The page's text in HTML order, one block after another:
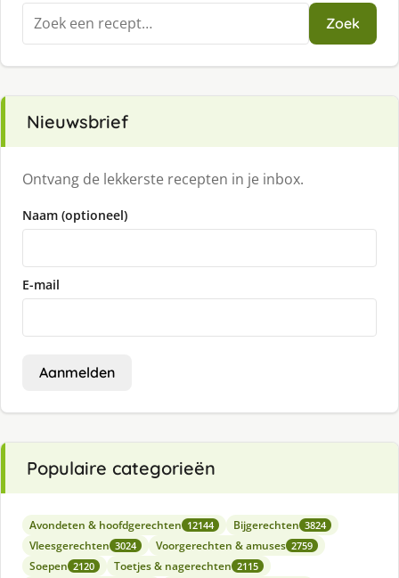
Zoeken
naar:
Zoek
Nieuwsbrief
Ontvang de lekkerste recepten in je inbox.
Naam (optioneel)
E-mail
Aanmelden
Populaire categorieën
Avondeten & hoofdgerechten 12144 Bijgerechten 3824
Vleesgerechten 3024 Voorgerechten & amuses 2759
Soepen 2120 Toetjes & nagerechten 2115